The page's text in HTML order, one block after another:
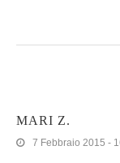
MARI Z.
7 Febbraio 2015 -